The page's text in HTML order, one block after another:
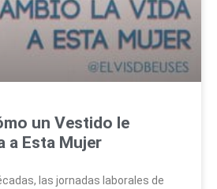
un Vestido le
a Esta Mujer
las jornadas laborales de